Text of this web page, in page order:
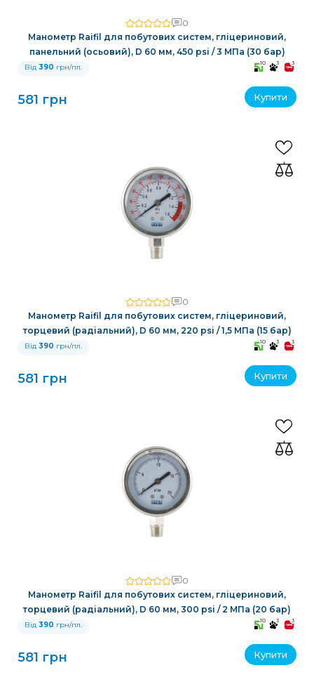
0
Манометр Raifil для побутових систем, гліцериновий,
панельний (осьовий), D 60 мм, 450 psi / 3 МПа (30 бар)
Від 390 грн/пл. 10 3 3
581 грн Купити
0
Манометр Raifil для побутових систем, гліцериновий,
торцевий (радіальний), D 60 мм, 220 psi / 1,5 МПа (15 бар)
Від 390 грн/пл. 10 3 3
581 грн Купити
0
Манометр Raifil для побутових систем, гліцериновий,
торцевий (радіальний), D 60 мм, 300 psi / 2 МПа (20 бар)
Від 390 грн/пл. 10 3 3
581 грн Купити